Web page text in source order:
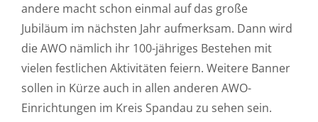
andere macht schon einmal auf das große
Jubiläum im nächsten Jahr aufmerksam. Dann wird
die AWO nämlich ihr 100-jähriges Bestehen mit
vielen festlichen Aktivitäten feiern. Weitere Banner
sollen in Kürze auch in allen anderen AWO-
Einrichtungen im Kreis Spandau zu sehen sein.